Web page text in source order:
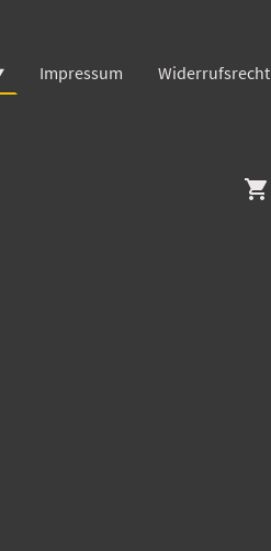
Impressum Widerrufsrecht